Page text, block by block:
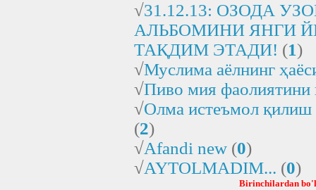
√31.12.13: ОЗОДА
АЛЬБОМИНИ ЯНГИ
ТАҚДИМ ЭТАДИ! (1)
√Муслима аёлнинг
√Пиво мия фаолиятини
√Олма истеъмол қилиш
(2)
√Afandi new (0)
√AYTOLMADIM... (0)
Birinchilardan